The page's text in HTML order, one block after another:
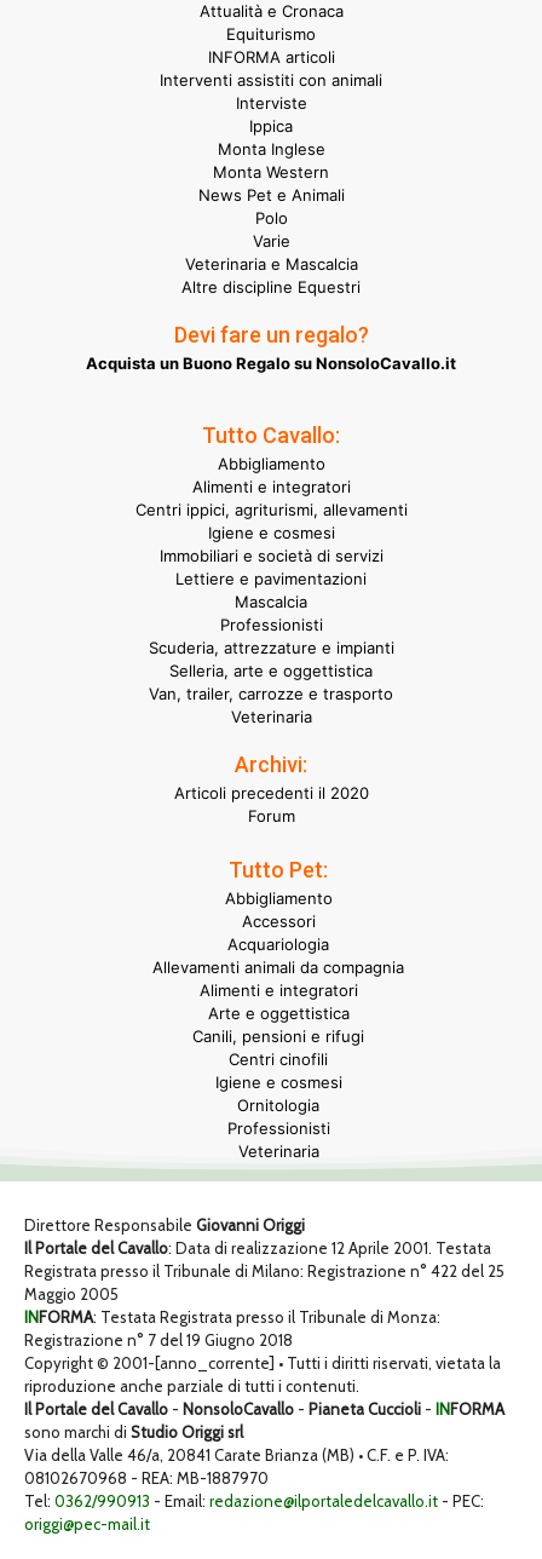
Attualità e Cronaca
Equiturismo
INFORMA articoli
Interventi assistiti con animali
Interviste
Ippica
Monta Inglese
Monta Western
News Pet e Animali
Polo
Varie
Veterinaria e Mascalcia
Altre discipline Equestri
Devi fare un regalo?
Acquista un Buono Regalo su NonsoloCavallo.it
Tutto Cavallo:
Abbigliamento
Alimenti e integratori
Centri ippici, agriturismi, allevamenti
Igiene e cosmesi
Immobiliari e società di servizi
Lettiere e pavimentazioni
Mascalcia
Professionisti
Scuderia, attrezzature e impianti
Selleria, arte e oggettistica
Van, trailer, carrozze e trasporto
Veterinaria
Archivi:
Articoli precedenti il 2020
Forum
Tutto Pet:
Abbigliamento
Accessori
Acquariologia
Allevamenti animali da compagnia
Alimenti e integratori
Arte e oggettistica
Canili, pensioni e rifugi
Centri cinofili
Igiene e cosmesi
Ornitologia
Professionisti
Veterinaria
Direttore Responsabile Giovanni Origgi
Il Portale del Cavallo: Data di realizzazione 12 Aprile 2001. Testata
Registrata presso il Tribunale di Milano: Registrazione n° 422 del 25
Maggio 2005
INFORMA: Testata Registrata presso il Tribunale di Monza:
Registrazione n° 7 del 19 Giugno 2018
Copyright © 2001-[anno_corrente] • Tutti i diritti riservati, vietata la
riproduzione anche parziale di tutti i contenuti.
Il Portale del Cavallo - NonsoloCavallo - Pianeta Cuccioli - INFORMA
sono marchi di Studio Origgi srl
Via della Valle 46/a, 20841 Carate Brianza (MB) • C.F. e P. IVA:
08102670968 - REA: MB-1887970
Tel: 0362/990913 - Email: redazione@ilportaledelcavallo.it - PEC:
origgi@pec-mail.it